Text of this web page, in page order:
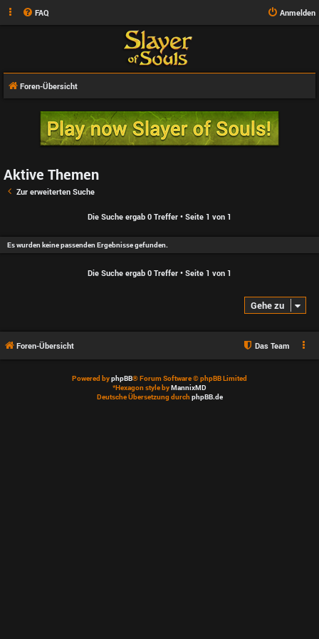
FAQ Anmelden
Foren-Übersicht
Aktive Themen
Zur erweiterten Suche
Die Suche ergab 0 Treffer • Seite 1 von 1
Es wurden keine passenden Ergebnisse gefunden.
Die Suche ergab 0 Treffer • Seite 1 von 1
Gehe zu
Foren-Übersicht Das Team
Powered byphpBB® Forum Software © phpBB Limited
*Hexagon style byMannixMD
Deutsche Übersetzung durchphpBB.de